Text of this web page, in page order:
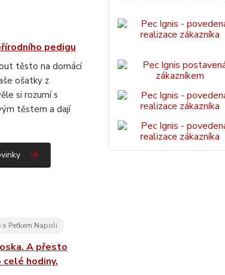
pedigu
těsto na domácí
ošatky z
si rozumí s
těstem a dají
s Peťkem Napoli
A přesto
hodiny.